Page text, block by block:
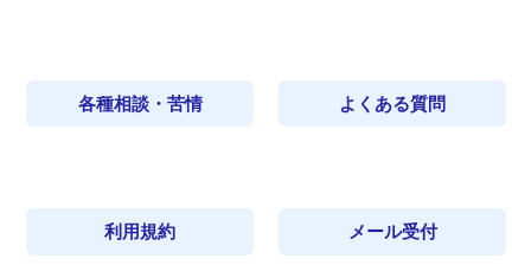
各種相談・苦情 よくある質問
利用規約 メール受付